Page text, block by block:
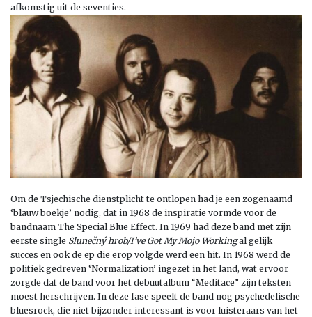
afkomstig uit de seventies.
Om de Tsjechische dienstplicht te ontlopen had je een zogenaamd
‘blauw boekje’ nodig, dat in 1968 de inspiratie vormde voor de
bandnaam The Special Blue Effect. In 1969 had deze band met zijn
eerste single Slunečný hrob/I’ve Got My Mojo Workingal gelijk
succes en ook de ep die erop volgde werd een hit. In 1968 werd de
politiek gedreven ‘Normalization’ ingezet in het land, wat ervoor
zorgde dat de band voor het debuutalbum “Meditace” zijn teksten
moest herschrijven. In deze fase speelt de band nog psychedelische
bluesrock, die niet bijzonder interessant is voor luisteraars van het